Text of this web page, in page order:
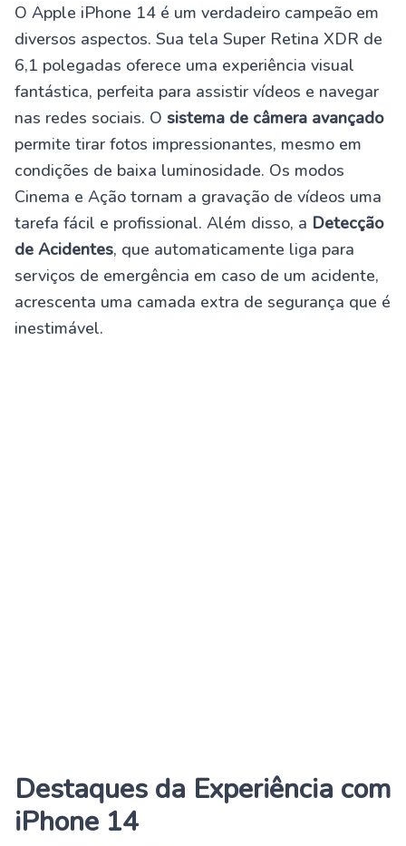
O Apple iPhone 14 é um verdadeiro campeão em
diversos aspectos. Sua tela Super Retina XDR de
6,1 polegadas oferece uma experiência visual
fantástica, perfeita para assistir vídeos e navegar
nas redes sociais. O sistema de câmera avançado
permite tirar fotos impressionantes, mesmo em
condições de baixa luminosidade. Os modos
Cinema e Ação tornam a gravação de vídeos uma
tarefa fácil e profissional. Além disso, a Detecção
de Acidentes, que automaticamente liga para
serviços de emergência em caso de um acidente,
acrescenta uma camada extra de segurança que é
inestimável.
Destaques da Experiência com
iPhone 14